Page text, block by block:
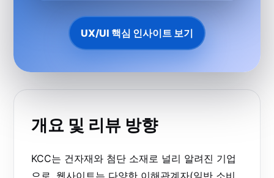
UX/UI 핵심 인사이트 보기
개요 및 리뷰 방향
KCC는 건자재와 첨단 소재로 널리 알려진 기업
으로, 웹사이트는 다양한 이해관계자(일반 소비